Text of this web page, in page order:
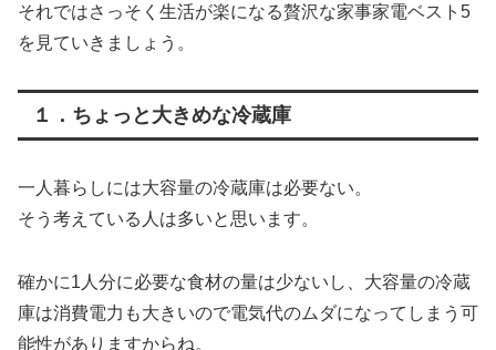
それではさっそく生活が楽になる贅沢な家事家電ベスト5
を見ていきましょう。
１．ちょっと大きめな冷蔵庫
一人暮らしには大容量の冷蔵庫は必要ない。
そう考えている人は多いと思います。
確かに1人分に必要な食材の量は少ないし、大容量の冷蔵
庫は消費電力も大きいので電気代のムダになってしまう可
能性がありますからね。